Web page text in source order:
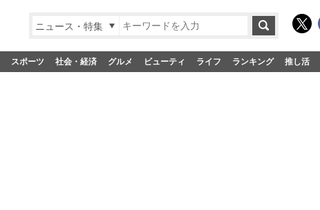
ニュース・特集
スポーツ 社会・経済 グルメ ビューティ ライフ ランキング 推し活